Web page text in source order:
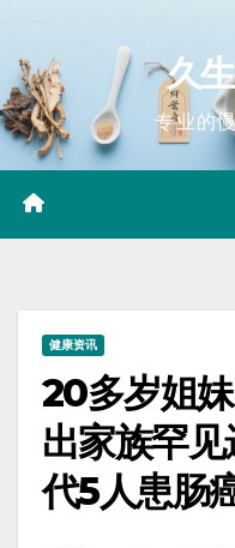
content
久
专业的
健康资讯
20多岁姐
出家族罕
代5人患肠